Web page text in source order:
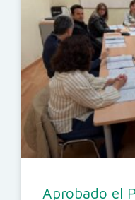
Aprobado el